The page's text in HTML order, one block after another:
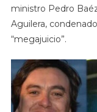
ministro Pedro
Aguilera,
“megajuicio”.